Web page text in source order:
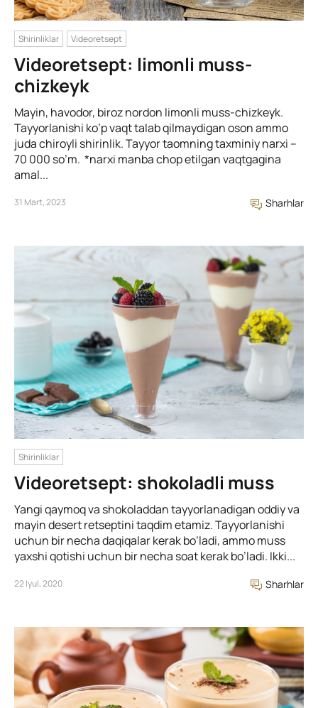
Shirinliklar Videoretsept
Videoretsept: limonli muss-
chizkeyk
Mayin, havodor, biroz nordon limonli muss-chizkeyk.
Tayyorlanishi ko’p vaqt talab qilmaydigan oson ammo
juda chiroyli shirinlik. Tayyor taomning taxminiy narxi –
70 000 so’m. *narxi manba chop etilgan vaqtgagina
amal...
31 Mart, 2023 Sharhlar
Shirinliklar
Videoretsept: shokoladli muss
Yangi qaymoq va shokoladdan tayyorlanadigan oddiy va
mayin desert retseptini taqdim etamiz. Tayyorlanishi
uchun bir necha daqiqalar kerak bo’ladi, ammo muss
yaxshi qotishi uchun bir necha soat kerak bo’ladi. Ikki...
22 Iyul, 2020 Sharhlar